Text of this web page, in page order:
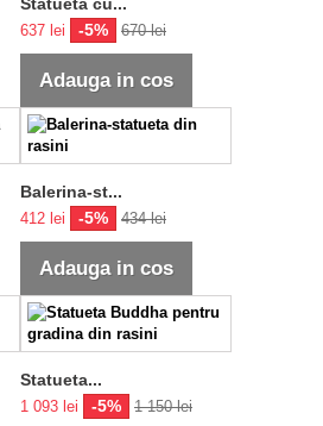
637 lei -5% 670 lei
Adauga in cos
Balerina-st...
412 lei -5% 434 lei
Adauga in cos
Statueta...
1 093 lei -5% 1 150 lei